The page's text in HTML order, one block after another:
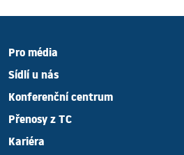
Pro média
Sídlí u nás
Konferenční centrum
Přenosy z TC
Kariéra